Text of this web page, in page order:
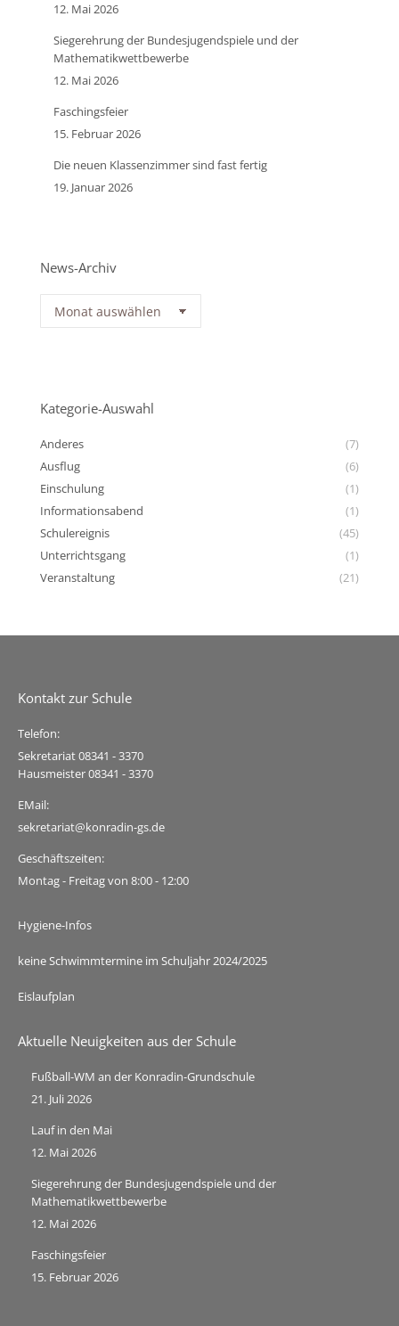
12. Mai 2026
Siegerehrung der Bundesjugendspiele und der
Mathematikwettbewerbe
12. Mai 2026
Faschingsfeier
15. Februar 2026
Die neuen Klassenzimmer sind fast fertig
19. Januar 2026
News-Archiv
Archiv
Kategorie-Auswahl
Anderes
(7)
Ausflug
(6)
Einschulung
(1)
Informationsabend
(1)
Schulereignis
(45)
Unterrichtsgang
(1)
Veranstaltung
(21)
Kontakt zur Schule
Telefon:
Sekretariat 08341 - 3370
Hausmeister 08341 - 3370
EMail:
sekretariat@konradin-gs.de
Geschäftszeiten:
Montag - Freitag von 8:00 - 12:00
Hygiene-Infos
keine Schwimmtermine im Schuljahr 2024/2025
Eislaufplan
Aktuelle Neuigkeiten aus der Schule
Fußball-WM an der Konradin-Grundschule
21. Juli 2026
Lauf in den Mai
12. Mai 2026
Siegerehrung der Bundesjugendspiele und der
Mathematikwettbewerbe
12. Mai 2026
Faschingsfeier
15. Februar 2026